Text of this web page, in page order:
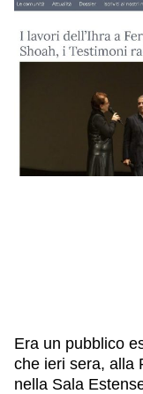
IL NOSTRO STAFF
EDUCAZIONE
SCUOLE
GIOVANI, ADULTI
CULTURA
CAPIRE L’EBRAISMO
CALENDARIO &
OGGETTI & SIMBOLI
IL CICLO DELLA VITA
Era un pubblico
che ieri sera, alla
nella Sala